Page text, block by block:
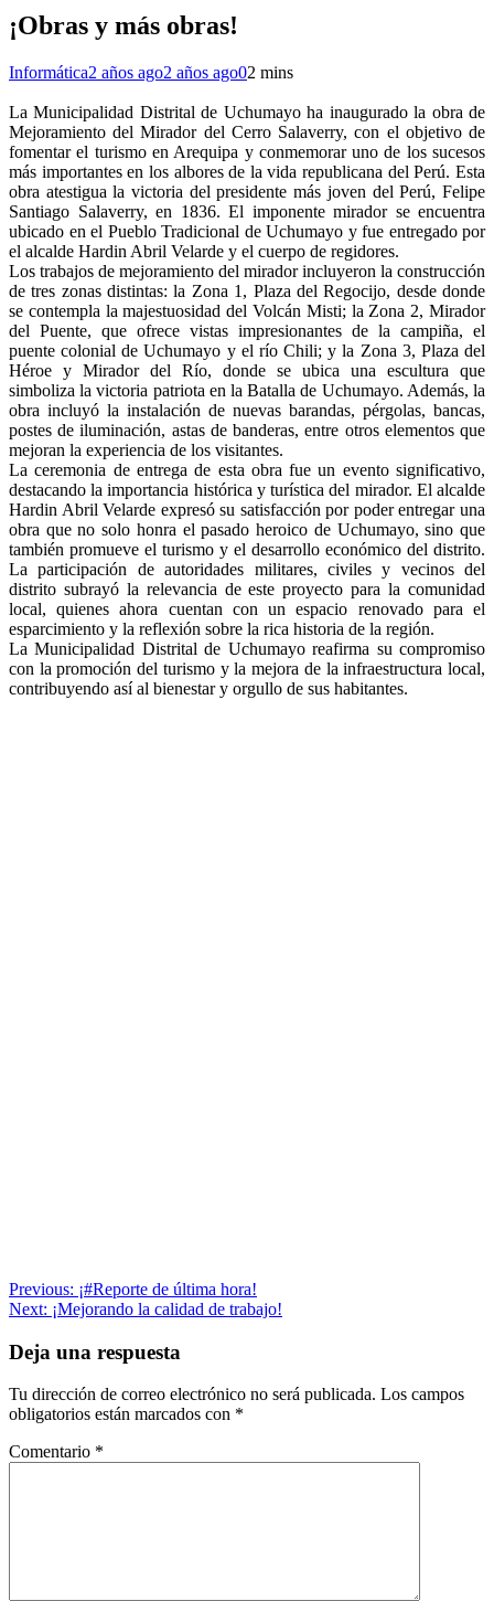
¡Obras y más obras!
Informática2 años ago2 años ago02 mins
La Municipalidad Distrital de Uchumayo ha inaugurado la obra de
Mejoramiento del Mirador del Cerro Salaverry, con el objetivo de
fomentar el turismo en Arequipa y conmemorar uno de los sucesos
más importantes en los albores de la vida republicana del Perú. Esta
obra atestigua la victoria del presidente más joven del Perú, Felipe
Santiago Salaverry, en 1836. El imponente mirador se encuentra
ubicado en el Pueblo Tradicional de Uchumayo y fue entregado por
el alcalde Hardin Abril Velarde y el cuerpo de regidores.
Los trabajos de mejoramiento del mirador incluyeron la construcción
de tres zonas distintas: la Zona 1, Plaza del Regocijo, desde donde
se contempla la majestuosidad del Volcán Misti; la Zona 2, Mirador
del Puente, que ofrece vistas impresionantes de la campiña, el
puente colonial de Uchumayo y el río Chili; y la Zona 3, Plaza del
Héroe y Mirador del Río, donde se ubica una escultura que
simboliza la victoria patriota en la Batalla de Uchumayo. Además, la
obra incluyó la instalación de nuevas barandas, pérgolas, bancas,
postes de iluminación, astas de banderas, entre otros elementos que
mejoran la experiencia de los visitantes.
La ceremonia de entrega de esta obra fue un evento significativo,
destacando la importancia histórica y turística del mirador. El alcalde
Hardin Abril Velarde expresó su satisfacción por poder entregar una
obra que no solo honra el pasado heroico de Uchumayo, sino que
también promueve el turismo y el desarrollo económico del distrito.
La participación de autoridades militares, civiles y vecinos del
distrito subrayó la relevancia de este proyecto para la comunidad
local, quienes ahora cuentan con un espacio renovado para el
esparcimiento y la reflexión sobre la rica historia de la región.
La Municipalidad Distrital de Uchumayo reafirma su compromiso
con la promoción del turismo y la mejora de la infraestructura local,
contribuyendo así al bienestar y orgullo de sus habitantes.
Navegación
de
entradas
Previous: ¡#Reporte de última hora!
Next: ¡Mejorando la calidad de trabajo!
Deja una respuesta
Tu dirección de correo electrónico no será publicada. Los campos
obligatorios están marcados con *
Comentario *